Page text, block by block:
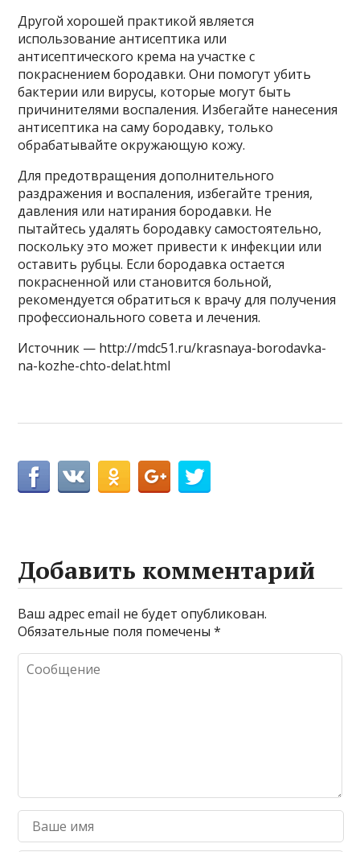
Другой хорошей практикой является
использование антисептика или
антисептического крема на участке с
покраснением бородавки. Они помогут убить
бактерии или вирусы, которые могут быть
причинителями воспаления. Избегайте нанесения
антисептика на саму бородавку, только
обрабатывайте окружающую кожу.
Для предотвращения дополнительного
раздражения и воспаления, избегайте трения,
давления или натирания бородавки. Не
пытайтесь удалять бородавку самостоятельно,
поскольку это может привести к инфекции или
оставить рубцы. Если бородавка остается
покрасненной или становится больной,
рекомендуется обратиться к врачу для получения
профессионального совета и лечения.
Источник — http://mdc51.ru/krasnaya-borodavka-
na-kozhe-chto-delat.html
Добавить комментарий
Ваш адрес email не будет опубликован.
Обязательные поля помечены*